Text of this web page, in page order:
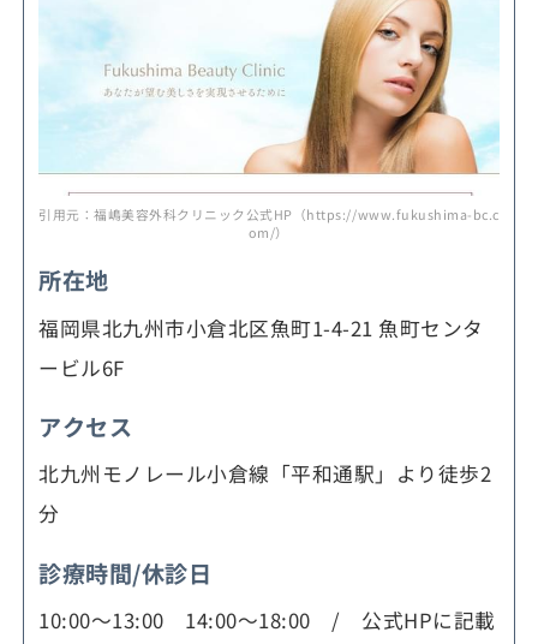
引用元：福嶋美容外科クリニック公式HP（https://www.fukushima-bc.c
om/）
所在地
福岡県北九州市小倉北区魚町1-4-21 魚町センタ
ービル6F
アクセス
北九州モノレール小倉線「平和通駅」より徒歩2
分
診療時間/休診日
10:00～13:00 14:00～18:00 / 公式HPに記載